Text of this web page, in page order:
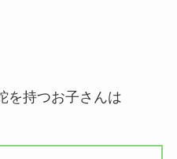
を持つお子さんは